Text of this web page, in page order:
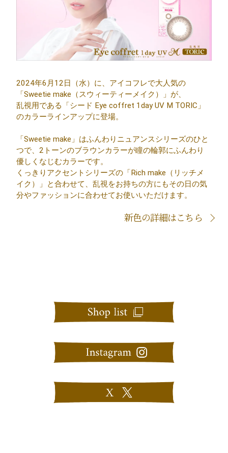
2024年6月12日（水）に、アイコフレで大人気の
「Sweetie make（スウィーティーメイク）」が、
乱視用である「シード Eye coffret 1day UV M TORIC」
のカラーラインアップに登場。
「Sweetie make」はふんわりニュアンスシリーズのひと
つで、2トーンのブラウンカラーが瞳の輪郭にふんわり
優しくなじむカラーです。
くっきりアクセントシリーズの「Rich make（リッチメ
イク）」と合わせて、乱視をお持ちの方にもその日の気
分やファッションに合わせてお使いいただけます。
新色の詳細はこちら